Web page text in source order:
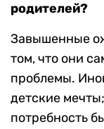
родителей?
Завышенные
том, что они
проблемы.
детские
потребность